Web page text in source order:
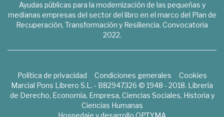
Ayudas públicas para la modernización de las pequeñas y
medianas empresas del sector del libro en el marco del Plan de
Recuperación, Transformación y Resiliencia. Convocatoria
2022.
Política de privacidad Condiciones generales
Cookies
Marcial Pons Librero S.L. - B82947326 © 1948 - 2018. Librería
de Derecho, Economía, Empresa, Ciencias Sociales, Historia y
Ciencias Humanas
Hospedaje y desarrollo OPTYMA